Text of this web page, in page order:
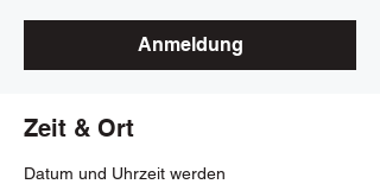
Anmeldung
Zeit & Ort
Datum und Uhrzeit werden